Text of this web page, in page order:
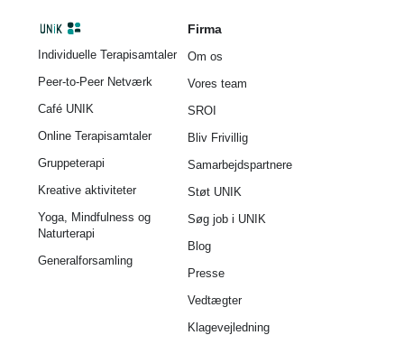
Individuelle Terapisamtaler
Peer-to-Peer Netværk
Café UNIK
Online Terapisamtaler
Gruppeterapi
Kreative aktiviteter
Yoga, Mindfulness og
Naturterapi
Generalforsamling
Firma
Om os
Vores team
SROI
Bliv Frivillig
Samarbejdspartnere
Støt UNIK
Søg job i UNIK
Blog
Presse
Vedtægter
Klagevejledning